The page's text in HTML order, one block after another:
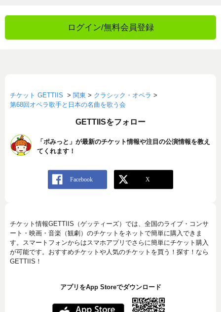
ログイン/無料会員登録
チケット GETTIIS > 関東 > クラシック・オペラ >
第68回オペラ歌手と日本の名曲を歌う会
GETTIISをフォロー
「ポみっと」が最新のチケット情報や注目の公演情報を教え
てくれます！
チケット情報GETTIIS（ゲッティーズ）では、全国のライブ・コンサ
ート・映画・音楽（観劇）のチケットをネットで簡単に購入できま
す。スマートフォンからはスマホアプリでさらに簡単にチケット購入
が可能です。おすすめチケットや人気のチケットを買う！探す！なら
GETTIIS！
アプリをApp Storeでダウンロード